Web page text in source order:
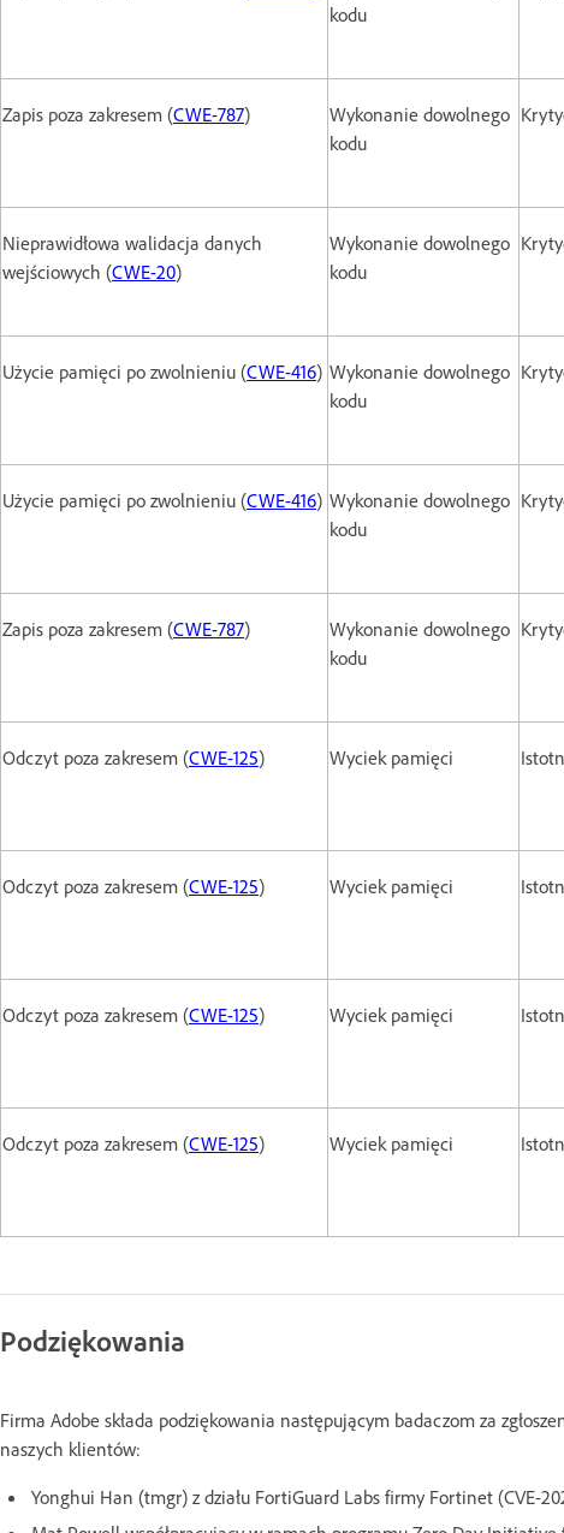
kodu
Zapis poza zakresem (CWE-787)
Wykonanie dowolnego
kodu
Nieprawidłowa walidacja danych
wejściowych (CWE-20)
Wykonanie dowolnego
kodu
Użycie pamięci po zwolnieniu (CWE-416) Wykonanie dowolnego
kodu
Użycie pamięci po zwolnieniu (CWE-416) Wykonanie dowolnego
kodu
Zapis poza zakresem (CWE-787)
Wykonanie dowolnego
kodu
Odczyt poza zakresem (CWE-125) Wyciek pamięci
Odczyt poza zakresem (CWE-125) Wyciek pamięci
Odczyt poza zakresem (CWE-125) Wyciek pamięci
Odczyt poza zakresem (CWE-125) Wyciek pamięci
Podziękowania
Firma Adobe składa podziękowania następującym badaczom za
naszych klientów:
Yonghui Han (tmgr) z działu FortiGuard Labs firmy Fortinet (CVE-